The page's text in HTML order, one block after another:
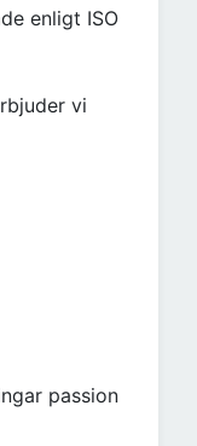
enligt ISO
vi
passion